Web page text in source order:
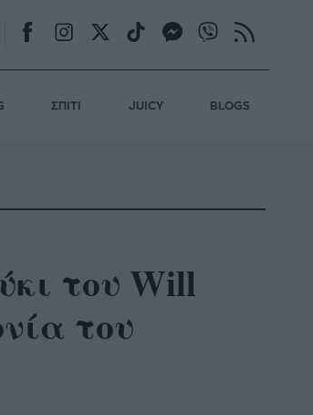
ΣΠΙΤΙ JUICY BLOGS
του Will
του